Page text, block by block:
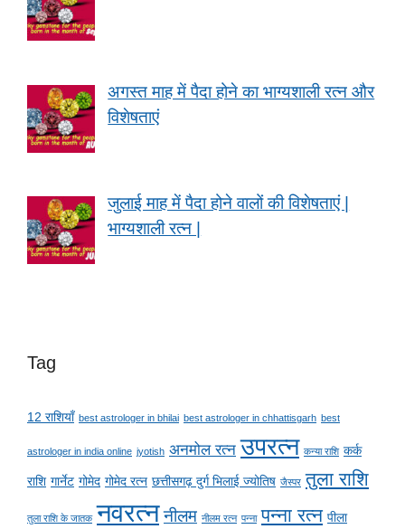
अगस्त माह में पैदा होने का भाग्यशाली रत्न और
विशेषताएं
जुलाई माह में पैदा होने वालों की विशेषताएं |
भाग्यशाली रत्न |
Tag
12 राशियाँ best astrologer in bhilai best astrologer in chhattisgarh best
astrologer in india online jyotish अनमोल रत्न उपरत्न कन्या राशि कर्क
राशि गार्नेट गोमेद गोमेद रत्न छत्तीसगढ़ दुर्ग भिलाई ज्योतिष जैस्पर तुला राशि
तुला राशि के जातक नवरत्न नीलम नीलम रत्न पन्ना पन्ना रत्न पीला